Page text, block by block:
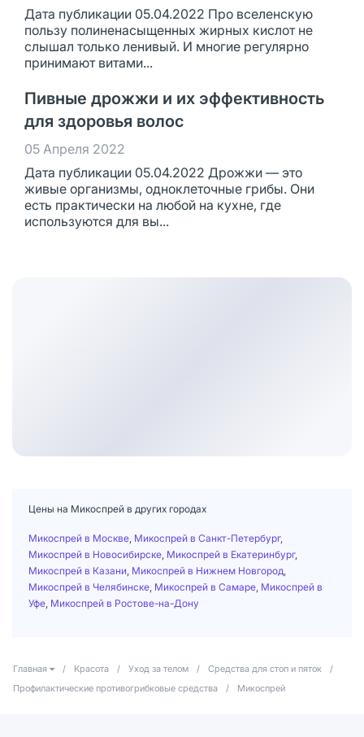
Дата публикации 05.04.2022 Про вселенскую
пользу полиненасыщенных жирных кислот не
слышал только ленивый. И многие регулярно
принимают витами...
Пивные дрожжи и их эффективность
для здоровья волос
05 Апреля 2022
Дата публикации 05.04.2022 Дрожжи — это
живые организмы, одноклеточные грибы. Они
есть практически на любой на кухне, где
используются для вы...
Цены на Микоспрей в других городах
Микоспрей в Москве Микоспрей в Санкт-Петербург,
Микоспрей в Новосибирске Микоспрей в Екатеринбург,
Микоспрей в Казани Микоспрей в Нижнем Новгород
Микоспрей в Челябинске Микоспрей в Самаре Микоспрей в
Уфе Микоспрей в Ростове-на-Дону
Главная / Красота / Уход за телом / Средства для стоп и пяток
/
Профилактические противогрибковые средства
/ Микоспрей